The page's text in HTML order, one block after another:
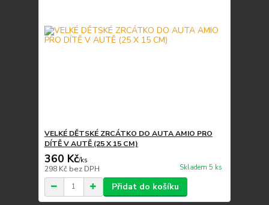
VELKÉ DĚTSKÉ ZRCÁTKO DO AUTA AMIO PRO
DÍTĚ V AUTĚ (25 X 15 CM)
360 Kč/ks
298 Kč bez DPH Skladem 5 ks
Přidat do košíku